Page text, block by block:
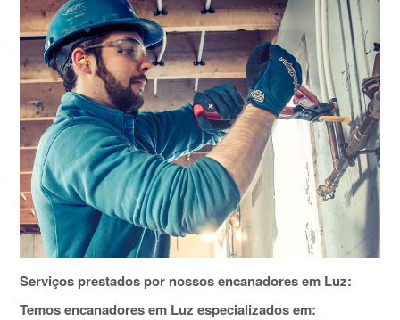
Serviços prestados por nossos encanadores em Luz:
Temos encanadores em Luz especializados em: